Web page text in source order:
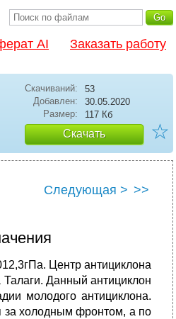
AI Заказать работу
Скачиваний:
53
Добавлен:
30.05.2020
Размер:
117 Кб
Скачать ☆
Следующая > >>
Центр антициклона
Данный антициклон
молодого антициклона.
за холодным фронтом, а по